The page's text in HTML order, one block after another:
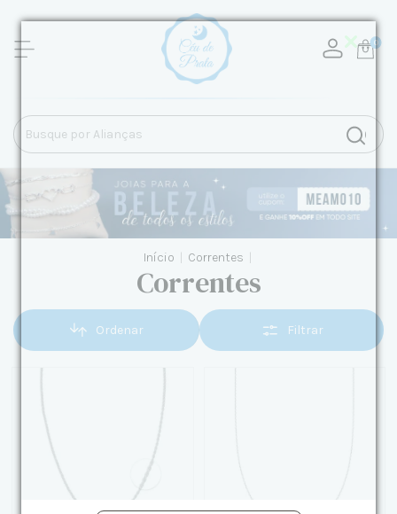
0
Início Correntes
Correntes
Ordenar Filtrar